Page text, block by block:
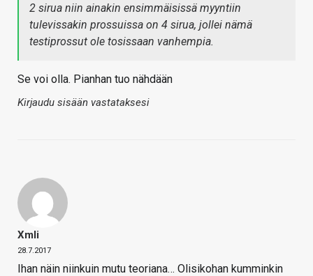
2 sirua niin ainakin ensimmäisissä myyntiin
tulevissakin prossuissa on 4 sirua, jollei nämä
testiprossut ole tosissaan vanhempia.
Se voi olla. Pianhan tuo nähdään
Kirjaudu sisään vastataksesi
Xmli
28.7.2017
Ihan näin niinkuin mutu teoriana… Olisikohan kumminkin